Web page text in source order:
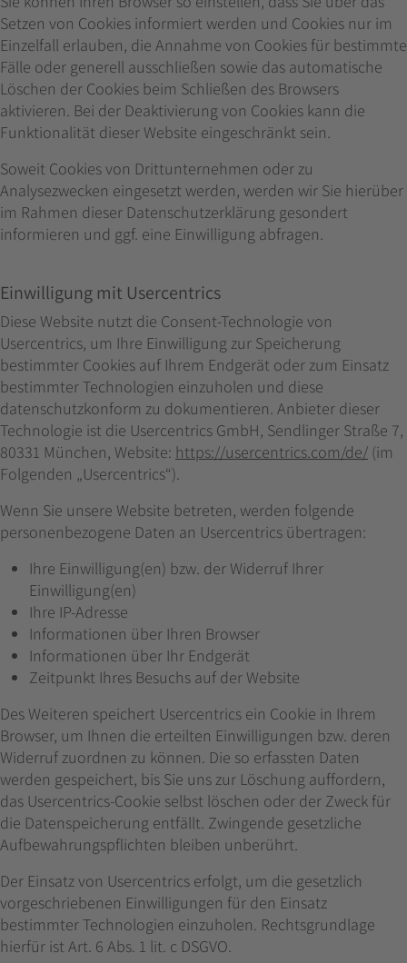
Setzen von Cookies informiert werden und Cookies nur im
Einzelfall erlauben, die Annahme von Cookies für bestimmte
Fälle oder generell ausschließen sowie das automatische
Löschen der Cookies beim Schließen des Browsers
aktivieren. Bei der Deaktivierung von Cookies kann die
Funktionalität dieser Website eingeschränkt sein.
Soweit Cookies von Drittunternehmen oder zu
Analysezwecken eingesetzt werden, werden wir Sie hierüber
im Rahmen dieser Datenschutzerklärung gesondert
informieren und ggf. eine Einwilligung abfragen.
Einwilligung mit Usercentrics
Diese Website nutzt die Consent-Technologie von
Usercentrics, um Ihre Einwilligung zur Speicherung
bestimmter Cookies auf Ihrem Endgerät oder zum Einsatz
bestimmter Technologien einzuholen und diese
datenschutzkonform zu dokumentieren. Anbieter dieser
Technologie ist die Usercentrics GmbH, Sendlinger Straße 7,
80331 München, Website: https://usercentrics.com/de/ (im
Folgenden „Usercentrics“).
Wenn Sie unsere Website betreten, werden folgende
personenbezogene Daten an Usercentrics übertragen:
Ihre Einwilligung(en) bzw. der Widerruf Ihrer
Einwilligung(en)
Ihre IP-Adresse
Informationen über Ihren Browser
Informationen über Ihr Endgerät
Zeitpunkt Ihres Besuchs auf der Website
Des Weiteren speichert Usercentrics ein Cookie in Ihrem
Browser, um Ihnen die erteilten Einwilligungen bzw. deren
Widerruf zuordnen zu können. Die so erfassten Daten
werden gespeichert, bis Sie uns zur Löschung auffordern,
das Usercentrics-Cookie selbst löschen oder der Zweck für
die Datenspeicherung entfällt. Zwingende gesetzliche
Aufbewahrungspflichten bleiben unberührt.
Der Einsatz von Usercentrics erfolgt, um die gesetzlich
vorgeschriebenen Einwilligungen für den Einsatz
bestimmter Technologien einzuholen. Rechtsgrundlage
hierfür ist Art. 6 Abs. 1 lit. c DSGVO.